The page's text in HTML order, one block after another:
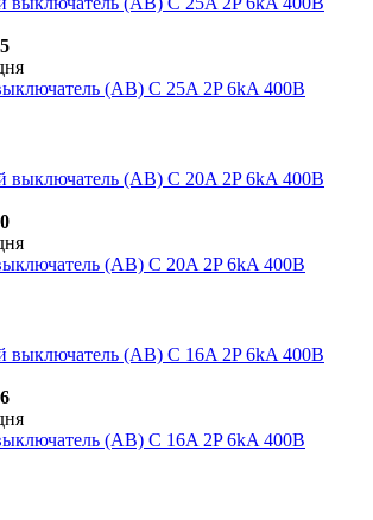
(АВ) C 25A 2P 6kA 400В
(АВ) C 20A 2P 6kA 400В
(АВ) C 16A 2P 6kA 400В